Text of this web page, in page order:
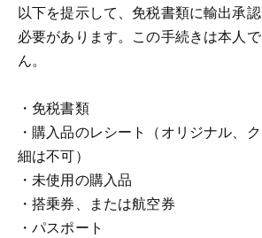
以下を提示して、免税書類に輸出承
必要があります。この手続きは本人
ん。
・免税書類
・購入品のレシート（オリジナル、
細は不可）
・未使用の購入品
・搭乗券、または航空券
・パスポート